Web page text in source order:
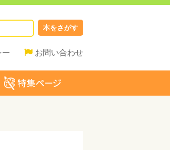
本をさがす
ー お問い合わせ